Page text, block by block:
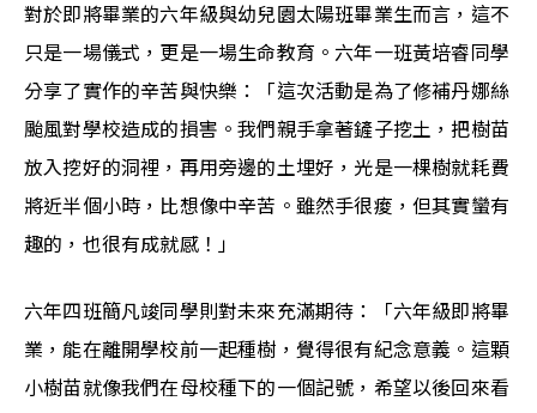
對於即將畢業的六年級與幼兒園太陽班畢業生而言，這不
只是一場儀式，更是一場生命教育。六年一班黃培睿同學
分享了實作的辛苦與快樂：「這次活動是為了修補丹娜絲
颱風對學校造成的損害。我們親手拿著鏟子挖土，把樹苗
放入挖好的洞裡，再用旁邊的土埋好，光是一棵樹就耗費
將近半個小時，比想像中辛苦。雖然手很痠，但其實蠻有
趣的，也很有成就感！」
六年四班簡凡竣同學則對未來充滿期待：「六年級即將畢
業，能在離開學校前一起種樹，覺得很有紀念意義。這顆
小樹苗就像我們在母校種下的一個記號，希望以後回來看